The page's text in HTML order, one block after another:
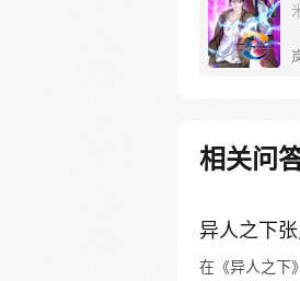
相关问
异人之下
在《异人之下